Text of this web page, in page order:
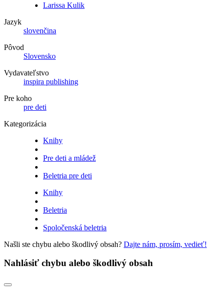
Larissa Kulik
Jazyk
slovenčina
Pôvod
Slovensko
Vydavateľstvo
inspira publishing
Pre koho
pre deti
Kategorizácia
Knihy
Pre deti a mládež
Beletria pre deti
Knihy
Beletria
Spoločenská beletria
Našli ste chybu alebo škodlivý obsah? Dajte nám, prosím, vedieť!
Nahlásiť chybu alebo škodlivý obsah